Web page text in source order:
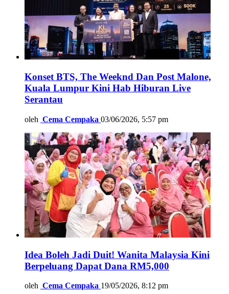
Konset BTS, The Weeknd Dan Post Malone,
Kuala Lumpur Kini Hab Hiburan Live
Serantau
oleh Cema Cempaka 03/06/2026, 5:57 pm
Idea Boleh Jadi Duit! Wanita Malaysia Kini
Berpeluang Dapat Dana RM5,000
oleh Cema Cempaka 19/05/2026, 8:12 pm